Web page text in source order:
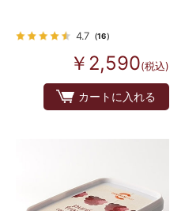
4.7 （16）
￥2,590(税込)
カートに入れる